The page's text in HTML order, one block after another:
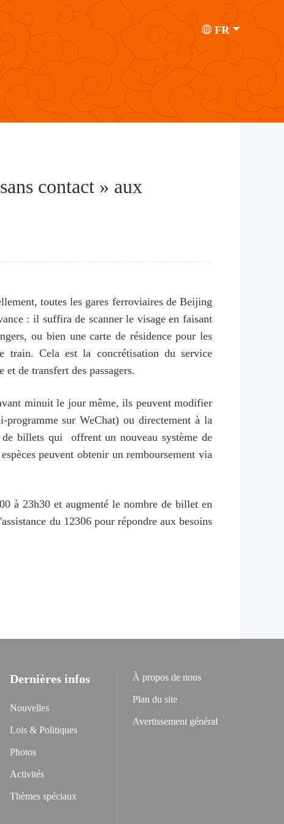
FR
contact » aux
toutes les gares ferroviaires de Beijing
: il suffira de scanner le visage en faisant
ou bien une carte de résidence pour les
train. Cela est la concrétisation du service
de transfert des passagers.
minuit le jour même, ils peuvent modifier
sur WeChat) ou directement à la
billets qui offrent un nouveau système de
peuvent obtenir un remboursement via
à 23h30 et augmenté le nombre de billet en
du 12306 pour répondre aux besoins
Dernières infos
Nouvelles
Lois & Politiques
Photos
Activités
Thèmes spéciaux
À propos de nous
Plan du site
Avertissement général